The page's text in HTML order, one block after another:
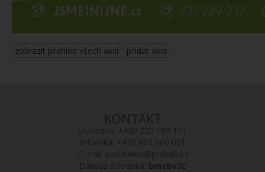
zobrazit přehled všech akcí přidat akci
KONTAKT
Ústředna: +420 220 189 111
Infolinka: +420 800 800 001
E-mail: podatelna@praha6.cz
Datová schránka: bmzbv7c